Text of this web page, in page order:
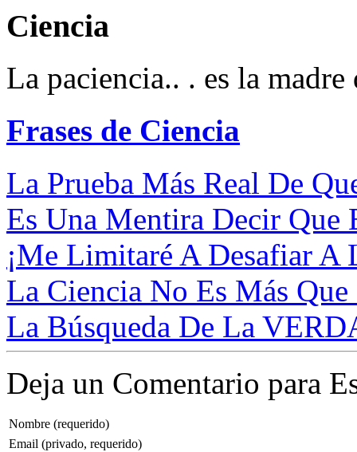
Ciencia
La paciencia.. . es la madre
Frases de Ciencia
La Prueba Más Real De
Es Una Mentira Decir Que
¡Me Limitaré A Desafiar A
La Ciencia No Es Más Que
La Búsqueda De La
Deja un Comentario para
Nombre (requerido)
Email (privado, requerido)